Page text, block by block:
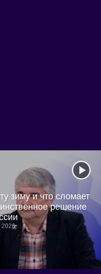
зиму и что сломает
решение
2026